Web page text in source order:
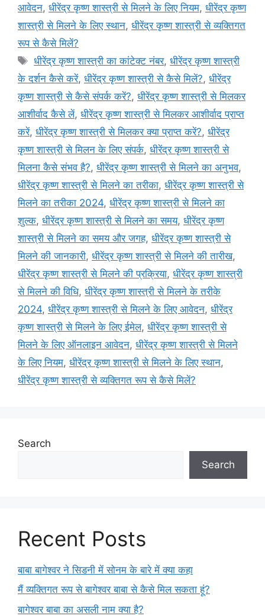
आवेदन, धीरेंद्र कृष्ण शास्त्री से मिलने के लिए नियम, धीरेंद्र कृष्ण
शास्त्री से मिलने के लिए स्थान, धीरेंद्र कृष्ण शास्त्री से व्यक्तिगत
रूप से कैसे मिलें?
Tags
धीरेंद्र कृष्ण शास्त्री का कांटेक्ट नंबर,धीरेंद्र कृष्ण शास्त्री
के दर्शन कैसे करें, धीरेंद्र कृष्ण शास्त्री से कैसे मिलें?, धीरेंद्र
कृष्ण शास्त्री से कैसे संपर्क करें?, धीरेंद्र कृष्ण शास्त्री से मिलकर
आशीर्वाद कैसे लें, धीरेंद्र कृष्ण शास्त्री से मिलकर आशीर्वाद प्राप्त
करें, धीरेंद्र कृष्ण शास्त्री से मिलकर क्या प्राप्त करें?, धीरेंद्र
कृष्ण शास्त्री से मिलन के लिए संपर्क, धीरेंद्र कृष्ण शास्त्री से
मिलना कैसे संभव है?, धीरेंद्र कृष्ण शास्त्री से मिलने का अनुभव,
धीरेंद्र कृष्ण शास्त्री से मिलने का तरीका, धीरेंद्र कृष्ण शास्त्री से
मिलने का तरीका 2024, धीरेंद्र कृष्ण शास्त्री से मिलने का
शुल्क, धीरेंद्र कृष्ण शास्त्री से मिलने का समय, धीरेंद्र कृष्ण
शास्त्री से मिलने का समय और जगह, धीरेंद्र कृष्ण शास्त्री से
मिलने की जानकारी, धीरेंद्र कृष्ण शास्त्री से मिलने की तारीख,
धीरेंद्र कृष्ण शास्त्री से मिलने की प्रक्रिया, धीरेंद्र कृष्ण शास्त्री
से मिलने की विधि, धीरेंद्र कृष्ण शास्त्री से मिलने के तरीके
2024, धीरेंद्र कृष्ण शास्त्री से मिलने के लिए आवेदन, धीरेंद्र
कृष्ण शास्त्री से मिलने के लिए ईमेल, धीरेंद्र कृष्ण शास्त्री से
मिलने के लिए ऑनलाइन आवेदन, धीरेंद्र कृष्ण शास्त्री से मिलने
के लिए नियम, धीरेंद्र कृष्ण शास्त्री से मिलने के लिए स्थान,
धीरेंद्र कृष्ण शास्त्री से व्यक्तिगत रूप से कैसे मिलें?
Search
Search
Recent Posts
बाबा बागेश्वर ने सिडनी में सोनम के बारे में क्या कहा
मैं व्यक्तिगत रूप से बागेश्वर बाबा से कैसे मिल सकता हूं?
बागेश्वर बाबा का असली नाम क्या है?